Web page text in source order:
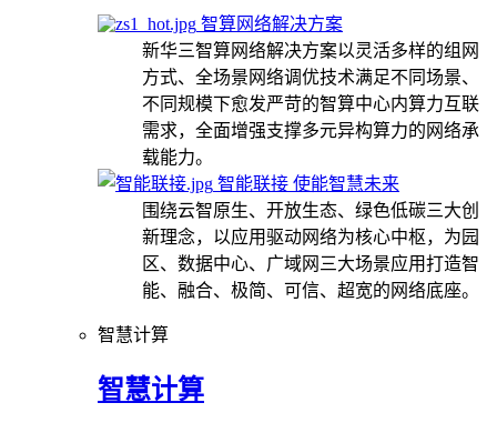
智算网络解决方案
新华三智算网络解决方案以灵活多样的组网
方式、全场景网络调优技术满足不同场景、
不同规模下愈发严苛的智算中心内算力互联
需求，全面增强支撑多元异构算力的网络承
载能力。
智能联接 使能智慧未来
围绕云智原生、开放生态、绿色低碳三大创
新理念，以应用驱动网络为核心中枢，为园
区、数据中心、广域网三大场景应用打造智
能、融合、极简、可信、超宽的网络底座。
智慧计算
智慧计算